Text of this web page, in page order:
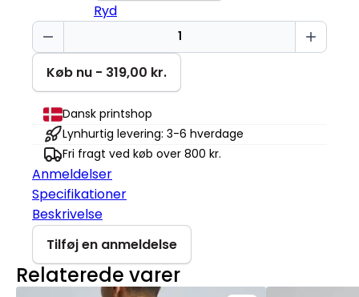
Ryd
Taler
flydende
sarkasme
Changer
2.0
antal
Køb nu - 319,00 kr.
Dansk printshop
Lynhurtig levering: 3-6 hverdage
Fri fragt ved køb over 800 kr.
Anmeldelser
Specifikationer
Beskrivelse
Tilføj en anmeldelse
Relaterede varer